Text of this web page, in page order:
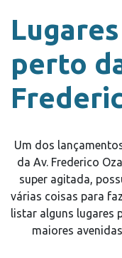
perto
Um dos
da Av. Frederico
super agitada,
várias coisas para
listar alguns lugares
maiores